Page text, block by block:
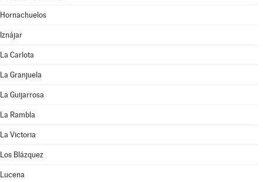
Hornachuelos
Iznájar
La Carlota
La Granjuela
La Guijarrosa
La Rambla
La Victoria
Los Blázquez
Lucena